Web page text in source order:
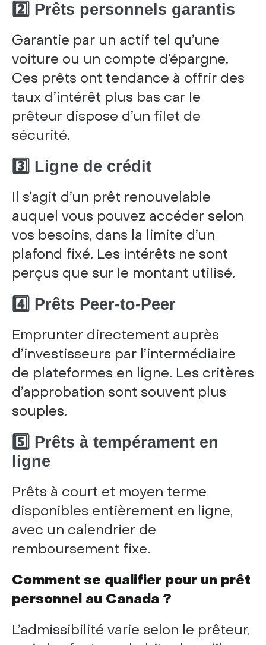
2️⃣ Prêts personnels garantis
Garantie par un actif tel qu’une
voiture ou un compte d’épargne.
Ces prêts ont tendance à offrir des
taux d’intérêt plus bas car le
prêteur dispose d’un filet de
sécurité.
3️⃣ Ligne de crédit
Il s’agit d’un prêt renouvelable
auquel vous pouvez accéder selon
vos besoins, dans la limite d’un
plafond fixé. Les intérêts ne sont
perçus que sur le montant utilisé.
4️⃣ Prêts Peer-to-Peer
Emprunter directement auprès
d’investisseurs par l’intermédiaire
de plateformes en ligne. Les critères
d’approbation sont souvent plus
souples.
5️⃣ Prêts à tempérament en
ligne
Prêts à court et moyen terme
disponibles entièrement en ligne,
avec un calendrier de
remboursement fixe.
Comment se qualifier pour un prêt
personnel au Canada ?
L’admissibilité varie selon le prêteur,